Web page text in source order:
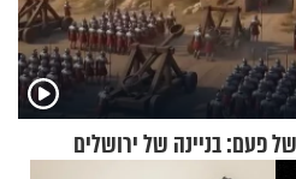
פעם: בניינה של ירושלים